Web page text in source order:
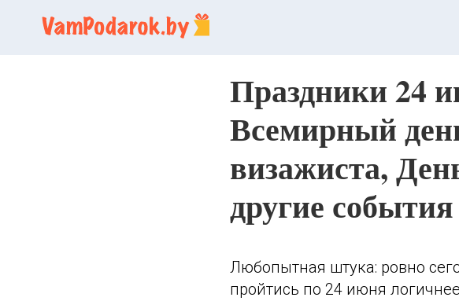
Праздники 24
Всемирный
визажиста,
другие
Любопытная штука: ровно
пройтись по 24 июня